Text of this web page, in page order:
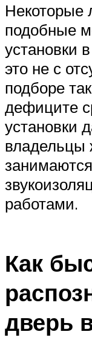
Некоторые
подобные
установки
это не с
подборе
дефиците
установки
владельцы
работами.
Как
дверь